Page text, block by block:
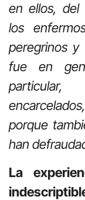
en ellos, del
los
peregrinos y
fue en
porque
han
La